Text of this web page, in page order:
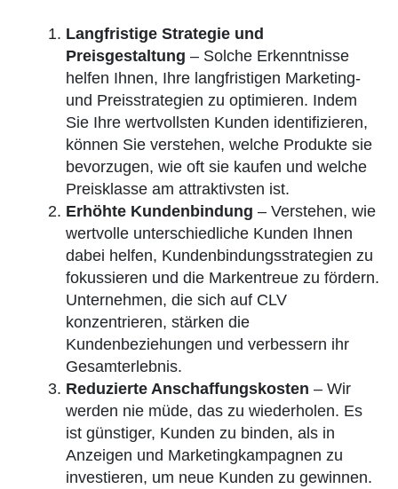
Langfristige Strategie und
Preisgestaltung – Solche Erkenntnisse
helfen Ihnen, Ihre langfristigen Marketing-
und Preisstrategien zu optimieren. Indem
Sie Ihre wertvollsten Kunden identifizieren,
können Sie verstehen, welche Produkte sie
bevorzugen, wie oft sie kaufen und welche
Preisklasse am attraktivsten ist.
Erhöhte Kundenbindung – Verstehen, wie
wertvolle unterschiedliche Kunden Ihnen
dabei helfen, Kundenbindungsstrategien zu
fokussieren und die Markentreue zu fördern.
Unternehmen, die sich auf CLV
konzentrieren, stärken die
Kundenbeziehungen und verbessern ihr
Gesamterlebnis.
Reduzierte Anschaffungskosten – Wir
werden nie müde, das zu wiederholen. Es
ist günstiger, Kunden zu binden, als in
Anzeigen und Marketingkampagnen zu
investieren, um neue Kunden zu gewinnen.